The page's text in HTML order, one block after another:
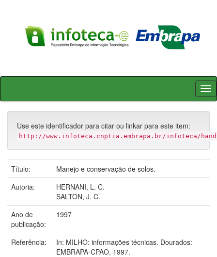
Skip
Use este identificador para citar ou linkar para este item:
http://www.infoteca.cnptia.embrapa.br/infoteca/
Título:
Manejo e conservação de solos.
Autoria:
HERNANI, L. C.
SALTON, J. C.
Ano de
publicação:
1997
Referência:
In: MILHO: informações técnicas. Dourados:
EMBRAPA-CPAO, 1997.